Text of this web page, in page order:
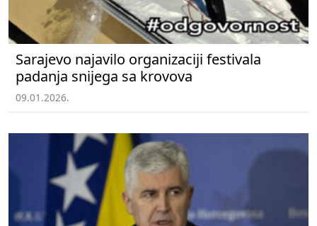
Sarajevo najavilo organizaciji festivala
padanja snijega sa krovova
09.01.2026.